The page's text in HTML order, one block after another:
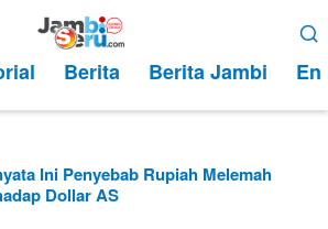
Berita Berita Jambi
Ini Penyebab Rupiah Melemah
Dollar AS